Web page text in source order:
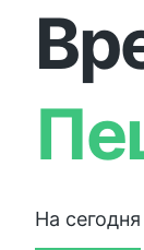
На сегодня